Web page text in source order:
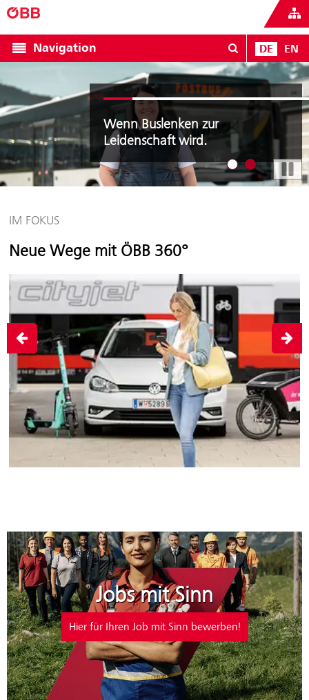
Navigation DE EN
FRAUEN POWER
FRAUEN POWER
Wenn Buslenken zur
Leidenschaft wird.
Zeige Angebot 1
Zeige
IM FOKUS
Neue Wege mit ÖBB 360°
Jobs mit Sinn
Hier für Ihren Job mit Sinn bewerben!